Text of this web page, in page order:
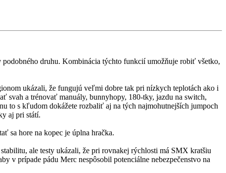
druhu. Kombinácia týchto funkcií umožňuje robiť všetko,
ukázali, že fungujú veľmi dobre tak pri nízkych teplotách ako i
svah a trénovať manuály, bunnyhopy, 180-tky, jazdu na switch,
to s kľudom dokážete rozbaliť aj na tých najmohutnejších jumpoch
aj pri státí.
sa hore na kopec je úplna hračka.
ale testy ukázali, že pri rovnakej rýchlosti má SMX kratšiu
v prípade pádu Merc nespôsobil potenciálne nebezpečenstvo na